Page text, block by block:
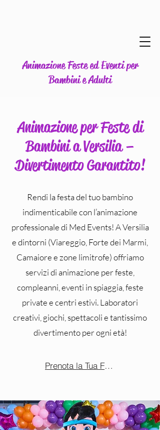
Animazione Feste ed Eventi per
Bambini e Adulti
Animazione per Feste di
Bambini a Versilia –
Divertimento Garantito!
Rendi la festa del tuo bambino
indimenticabile con l’animazione
professionale di Med Events! A Versilia
e dintorni (Viareggio, Forte dei Marmi,
Camaiore e zone limitrofe) offriamo
servizi di animazione per feste,
compleanni, eventi in spiaggia, feste
private e centri estivi. Laboratori
creativi, giochi, spettacoli e tantissimo
divertimento per ogni età!
Prenota la Tua Festa a Versilia